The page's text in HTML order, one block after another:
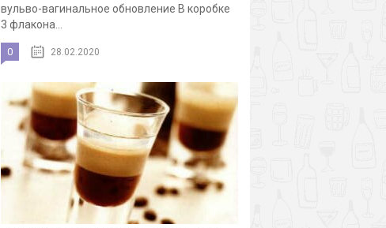
вульво-вагинальное обновление В коробке
3 флакона...
0 28.02.2020